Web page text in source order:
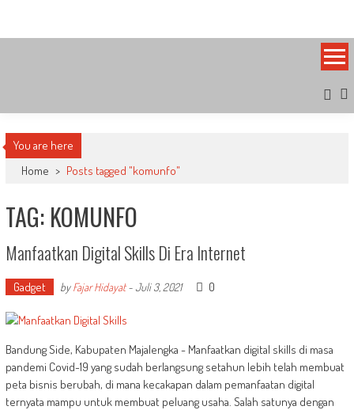
content
You are here
Home > Posts tagged "komunfo"
TAG: KOMUNFO
Manfaatkan Digital Skills Di Era Internet
Gadget byFajar Hidayat-Juli 3, 2021 0
Bandung Side, Kabupaten Majalengka - Manfaatkan digital skills di masa
pandemi Covid-19 yang sudah berlangsung setahun lebih telah membuat
peta bisnis berubah, di mana kecakapan dalam pemanfaatan digital
ternyata mampu untuk membuat peluang usaha. Salah satunya dengan